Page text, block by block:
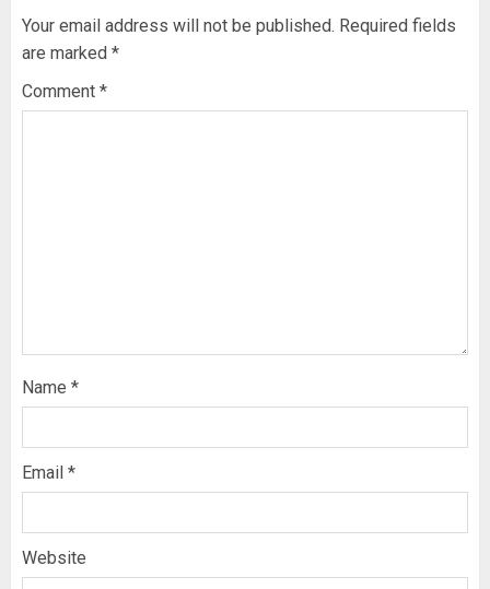
Your email address will not be published. Required fields
are marked *
Comment *
Name *
Email *
Website